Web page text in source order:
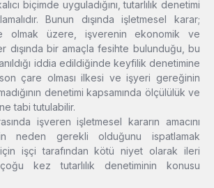
biçimde uyguladığını, tutarlılık denetimi
Bunun dışında işletmesel karar;
olmak üzere, işverenin ekonomik ve
dışında bir amaçla fesihte bulunduğu, bu
iddia edildiğinde keyfilik denetimine
çare olması ilkesi ve işyeri gereğinin
denetimi kapsamında ölçülülük ve
tabi tutulabilir.
işveren işletmesel kararın amacını
neden gerekli olduğunu ispatlamak
işçi tarafından kötü niyet olarak ileri
kez tutarlılık denetiminin konusu